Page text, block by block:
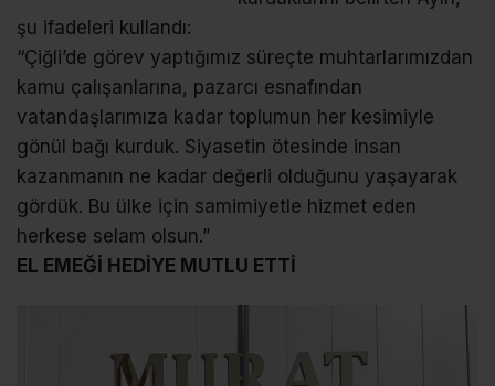
şu ifadeleri kullandı:
“Çiğli’de görev yaptığımız süreçte muhtarlarımızdan
kamu çalışanlarına, pazarcı esnafından
vatandaşlarımıza kadar toplumun her kesimiyle
gönül bağı kurduk. Siyasetin ötesinde insan
kazanmanın ne kadar değerli olduğunu yaşayarak
gördük. Bu ülke için samimiyetle hizmet eden
herkese selam olsun.”
EL EMEĞİ HEDİYE MUTLU ETTİ